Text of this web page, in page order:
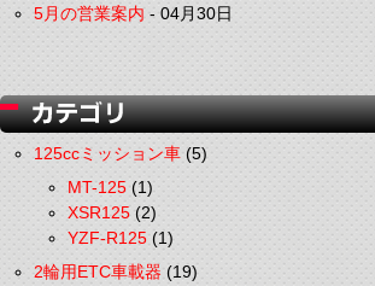
5月の営業案内-04月30日
125ccミッション車(5)
MT-125(1)
XSR125(2)
YZF-R125(1)
2輪用ETC車載器(19)